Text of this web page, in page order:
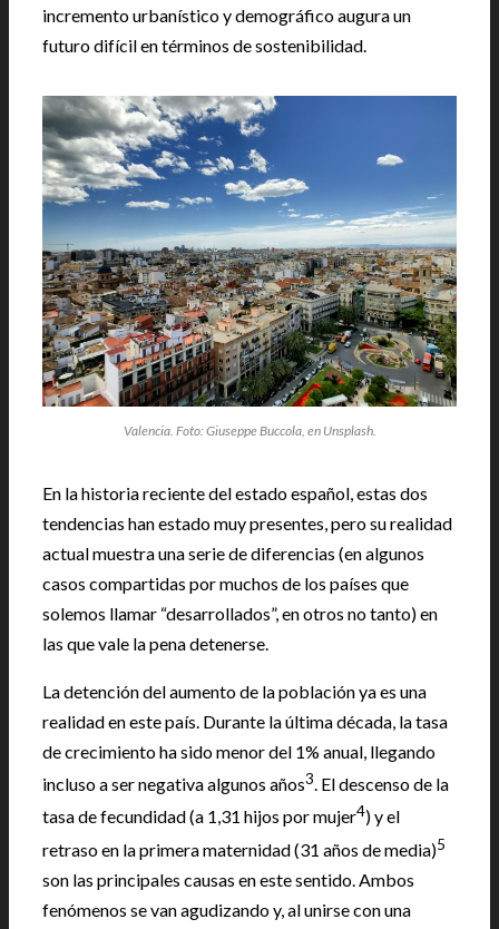
incremento urbanístico y demográfico augura un
futuro difícil en términos de sostenibilidad.
Valencia. Foto: Giuseppe Buccola, en Unsplash.
En la historia reciente del estado español, estas dos
tendencias han estado muy presentes, pero su realidad
actual muestra una serie de diferencias (en algunos
casos compartidas por muchos de los países que
solemos llamar “desarrollados”, en otros no tanto) en
las que vale la pena detenerse.
La detención del aumento de la población ya es una
realidad en este país. Durante la última década, la tasa
de crecimiento ha sido menor del 1% anual, llegando
incluso a ser negativa algunos años3. El descenso de la
tasa de fecundidad (a 1,31 hijos por mujer4) y el
retraso en la primera maternidad (31 años de media)5
son las principales causas en este sentido. Ambos
fenómenos se van agudizando y, al unirse con una